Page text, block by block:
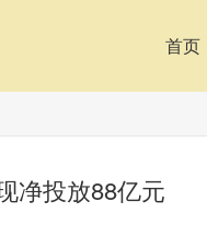
首页
净投放88亿元